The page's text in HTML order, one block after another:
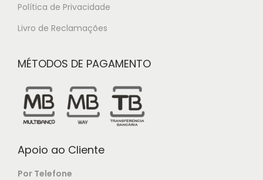
Política de Privacidade
Livro de Reclamações
MÉTODOS DE PAGAMENTO
Apoio ao Cliente
Por Telefone